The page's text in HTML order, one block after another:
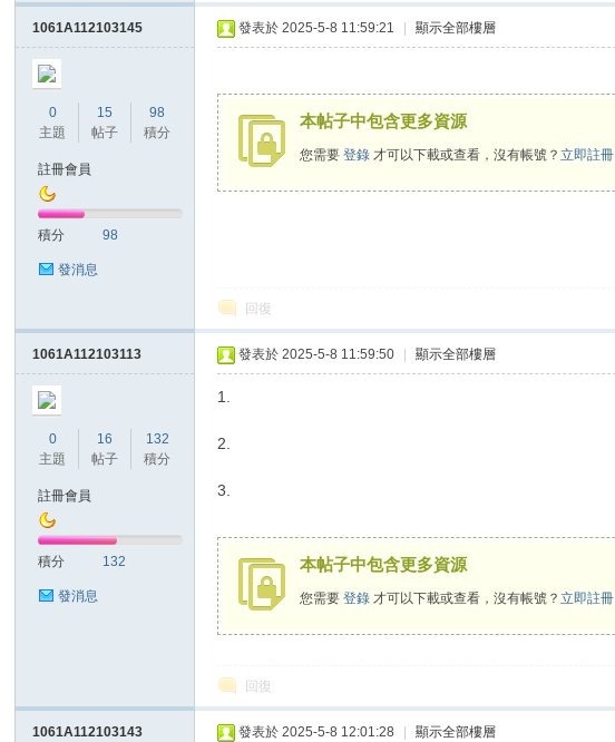
1061A112103145
0
主題
15
帖子
98
積分
註冊會員
積分 98
發消息
發表於 2025-5-8 11:59:21 顯示全部樓層
本帖子中包含更多資源
您需要登錄 才可以下載或查看，沒有帳號？立即註冊
回復
1061A112103113
0
主題
16
帖子
132
積分
註冊會員
積分 132
發消息
發表於 2025-5-8 11:59:50 顯示全部樓層
1.
2.
3.
本帖子中包含更多資源
您需要登錄 才可以下載或查看，沒有帳號？立即註冊
回復
1061A112103143 發表於 2025-5-8 12:01:28 顯示全部樓層